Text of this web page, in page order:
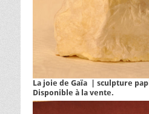
La joie de Gaïa | sculpture
Disponible à la vente.